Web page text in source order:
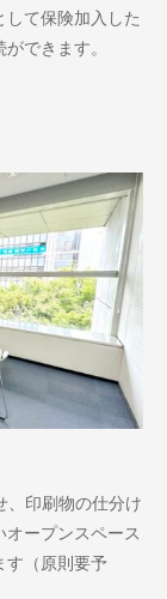
て保険加入した
できます。
、印刷物の仕分け
ープンスペース
す（原則要予